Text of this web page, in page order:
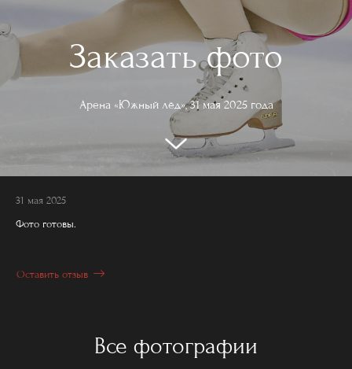
Заказать фото
Арена «Южный лёд», 31 мая 2025 года
31 мая 2025
Фото готовы.
Оставить отзыв
Все фотографии